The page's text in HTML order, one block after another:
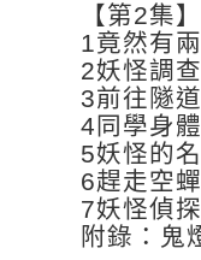
【第2集】
1竟然有
2妖怪調查
3前往隧
4同學身
5妖怪的
6趕走空
7妖怪偵
附錄：鬼